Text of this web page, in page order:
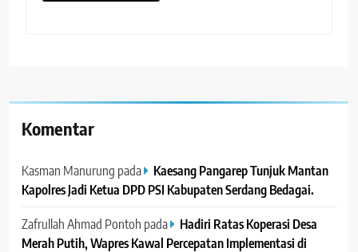
Komentar
Kasman Manurung pada
Kaesang Pangarep Tunjuk Mantan
Kapolres Jadi Ketua DPD PSI Kabupaten Serdang Bedagai. ‎ ‎
Zafrullah Ahmad Pontoh pada
Hadiri Ratas Koperasi Desa
Merah Putih, Wapres Kawal Percepatan Implementasi di